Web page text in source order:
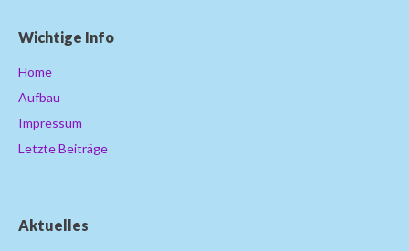
Wichtige Info
Home
Aufbau
Impressum
Letzte Beiträge
Aktuelles